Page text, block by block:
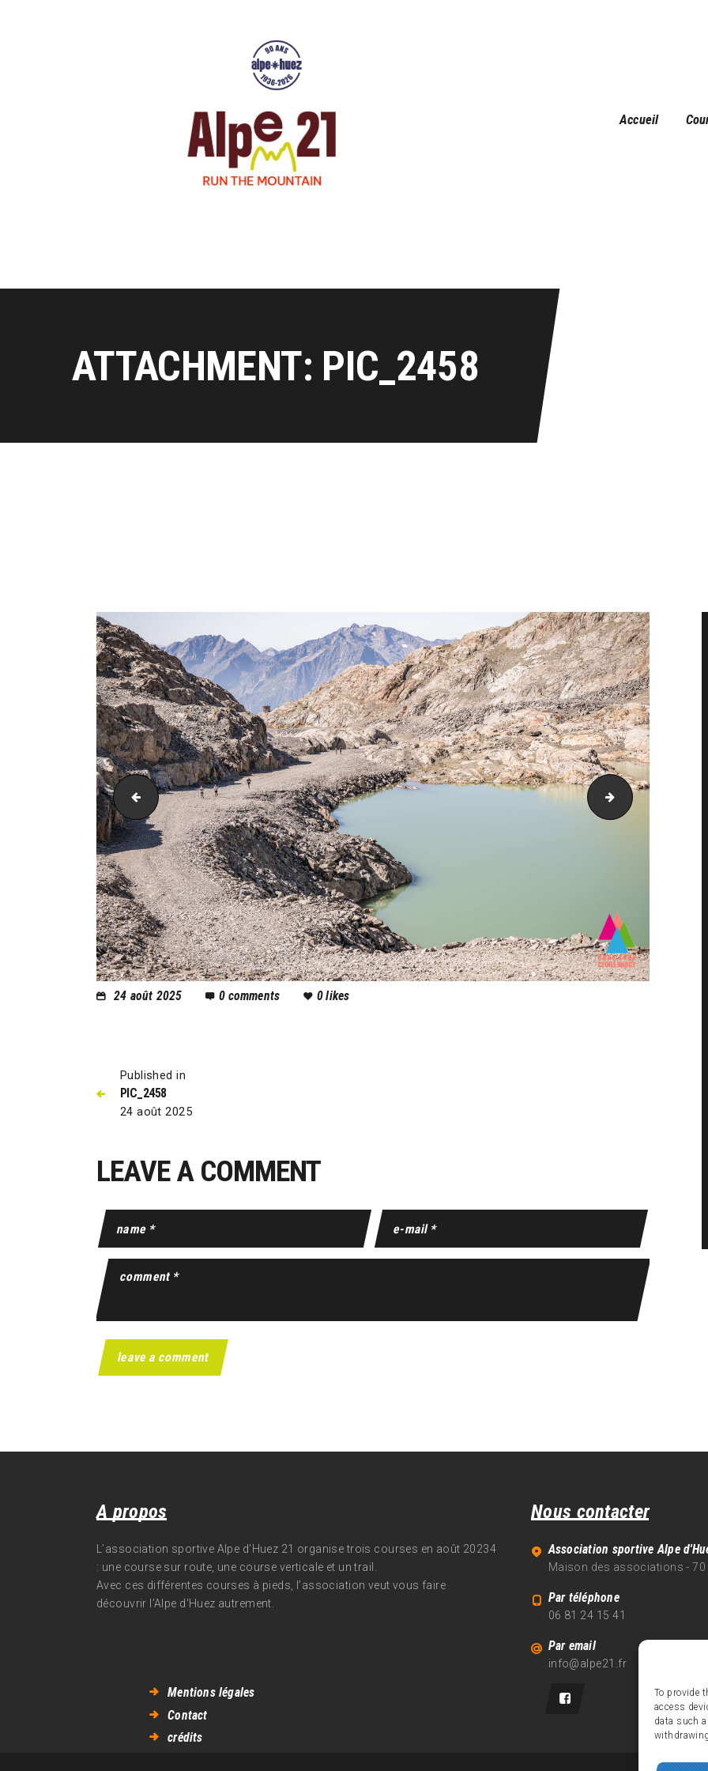
To provide
access
data such
Accueil
ATTACHMENT: PIC_2458
PIC_2454 PIC_2470
24 août 2025 0 comments 0likes
Published in
PIC_2458
24 août 2025
LEAVE A COMMENT
A propos
L’association sportive Alpe d’Huez 21 organise trois courses en août 20234
: une course sur route, une course verticale et un trail.
Avec ces différentes courses à pieds, l’association veut vous faire
découvrir l’Alpe d‘Huez autrement.
Nous contacter
Association sportive Alpe
Maison des associations - 70
Par téléphone
06 81 24 15 41
Par email
info@alpe21.fr
Mentions légales
Contact
crédits